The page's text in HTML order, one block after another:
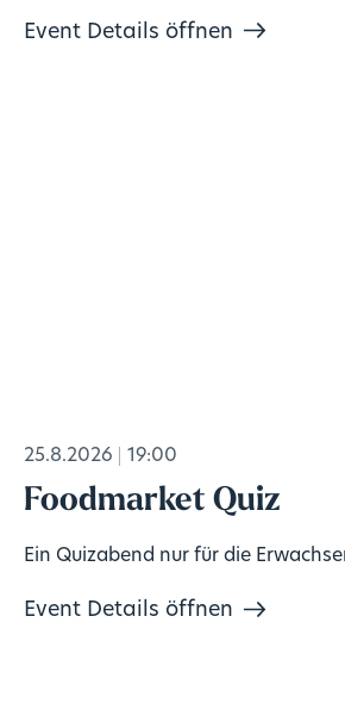
Event Details öffnen
25.8.2026 19:00
Foodmarket Quiz
Ein Quizabend nur für die
Event Details öffnen